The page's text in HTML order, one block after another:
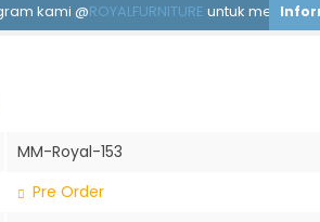
ROYALFURNITUREuntuk mendapatkan diskon
MM-Royal-153
Pre Order